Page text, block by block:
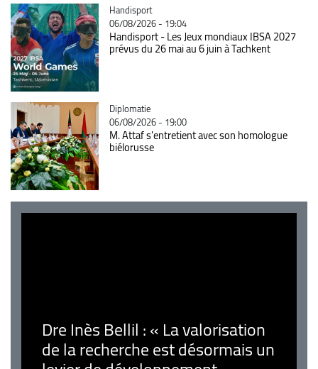
Catégorie
Handisport
06/08/2026 - 19:04
Handisport - Les Jeux mondiaux IBSA 2027
prévus du 26 mai au 6 juin à Tachkent
Catégorie
Diplomatie
06/08/2026 - 19:00
M. Attaf s'entretient avec son homologue
biélorusse
Dre Inès Bellil : « La valorisation
de la recherche est désormais un